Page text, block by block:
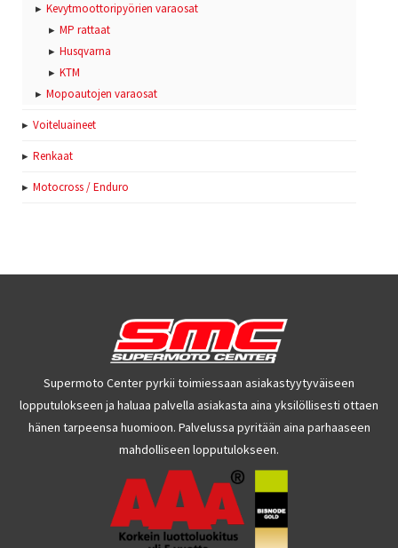
Kevytmoottoripyörien varaosat
MP rattaat
Husqvarna
KTM
Mopoautojen varaosat
Voiteluaineet
Renkaat
Motocross / Enduro
Supermoto Center pyrkii toimiessaan asiakastyytyväiseen
lopputulokseen ja haluaa palvella asiakasta aina yksilöllisesti ottaen
hänen tarpeensa huomioon. Palvelussa pyritään aina parhaaseen
mahdolliseen lopputulokseen.